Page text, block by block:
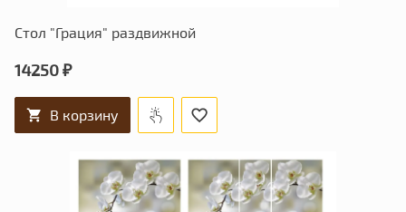
Стол "Грация" раздвижной
14250 ₽
В корзину